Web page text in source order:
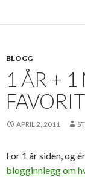
BLOGG
1 ÅR +
APRIL 2, 2011
For 1 år siden, og
blogginnlegg om